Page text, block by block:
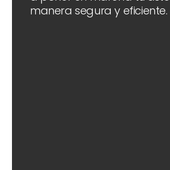
manera segura y eficiente.